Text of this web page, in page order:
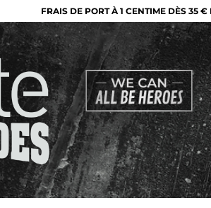
FRAIS DE PORT À 1 CENTIME DÈS 35 €